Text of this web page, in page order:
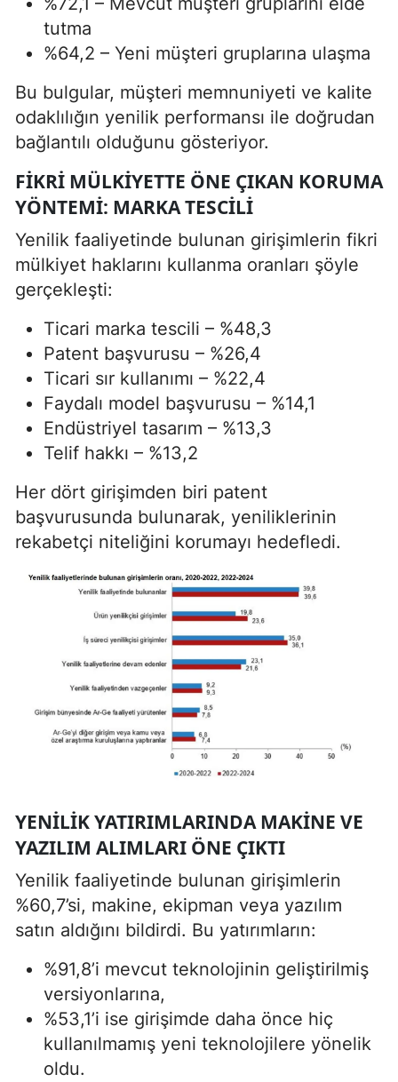
tutma
%64,2 – Yeni müşteri gruplarına ulaşma
Bu bulgular, müşteri memnuniyeti ve kalite
odaklılığın yenilik performansı ile doğrudan
bağlantılı olduğunu gösteriyor.
FIKRI MÜLKIYETTE ÖNE ÇIKAN KORUMA
YÖNTEMI: MARKA TESCILI
Yenilik faaliyetinde bulunan girişimlerin fikri
mülkiyet haklarını kullanma oranları şöyle
gerçekleşti:
Ticari marka tescili – %48,3
Patent başvurusu – %26,4
Ticari sır kullanımı – %22,4
Faydalı model başvurusu – %14,1
Endüstriyel tasarım – %13,3
Telif hakkı – %13,2
Her dört girişimden biri patent
başvurusunda bulunarak, yeniliklerinin
rekabetçi niteliğini korumayı hedefledi.
YENILIK YATIRIMLARINDA MAKINE VE
YAZILIM ALIMLARI ÖNE ÇIKTI
Yenilik faaliyetinde bulunan girişimlerin
%60,7’si, makine, ekipman veya yazılım
satın aldığını bildirdi. Bu yatırımların:
%91,8’i mevcut teknolojinin geliştirilmiş
versiyonlarına,
%53,1’i ise girişimde daha önce hiç
kullanılmamış yeni teknolojilere yönelik
oldu.